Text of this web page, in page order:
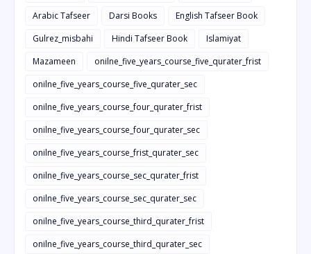
Arabic Tafseer
Darsi Books
English Tafseer Book
Gulrez_misbahi
Hindi Tafseer Book
Islamiyat
Mazameen
onilne_five_years_course_five_qurater_frist
onilne_five_years_course_five_qurater_sec
onilne_five_years_course_four_qurater_frist
onilne_five_years_course_four_qurater_sec
onilne_five_years_course_frist_qurater_sec
onilne_five_years_course_sec_qurater_frist
onilne_five_years_course_sec_qurater_sec
onilne_five_years_course_third_qurater_frist
onilne_five_years_course_third_qurater_sec